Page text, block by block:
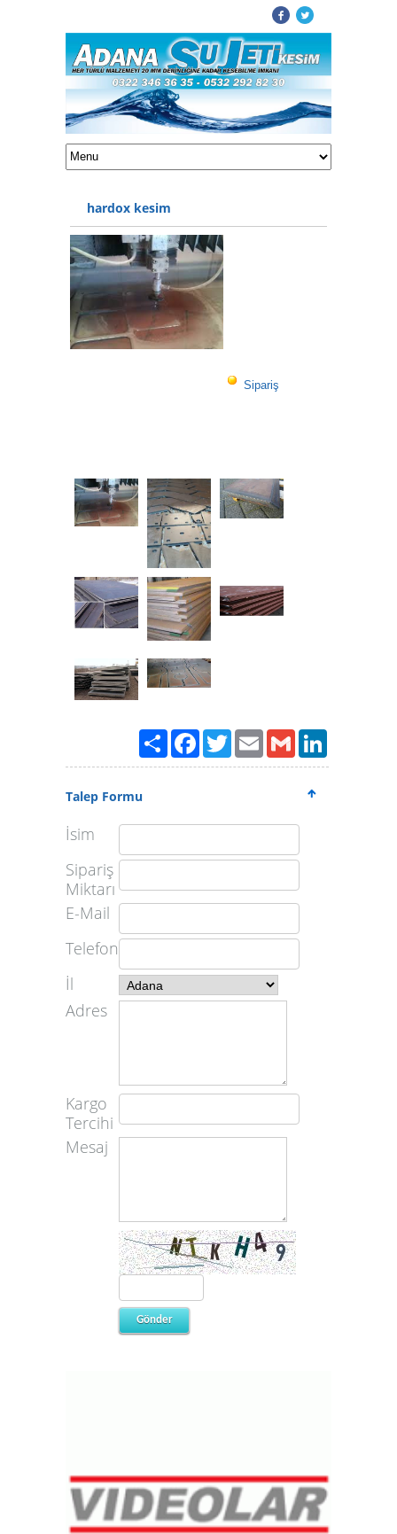
hardox kesim
Sipariş
PaylaşFacebook
TwitterEmailGmail
Talep Formu
İsim
Sipariş
Miktarı
E-Mail
Telefon
İl
Adres
Kargo
Tercihi
Mesaj